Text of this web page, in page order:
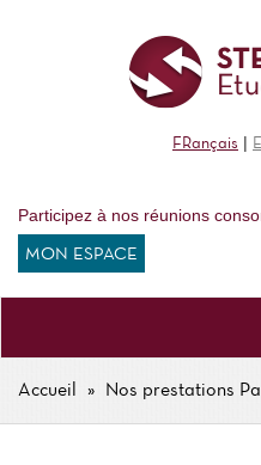
FRançais |
Participez à nos réunions
MON ESPACE
FIL
D'ARIANE
Accueil Nos prestations